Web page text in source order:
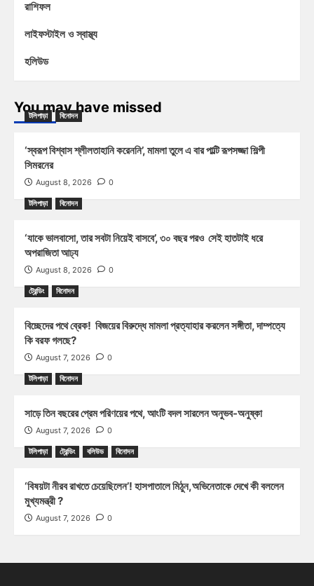
রাশিফল
লাইফস্টাইল ও স্বাস্থ্য
হলিউড
You may have missed
টলিপাড়া বিনোদন
‘স্বরূপ বিশ্বাস শ্লীলতাহানি করেননি’, মামলা তুলে এ বার পাল্টি রূপসজ্জা শিল্পী
সিমরনের
August 8, 2026 0
টলিপাড়া বিনোদন
‘যাকে ভালবাসো, তার সবটা নিয়েই বাসবে’, ৩০ বছর পরও সেই হাতটাই ধরে
অপরাজিতা আঢ্য
August 8, 2026 0
ট্রেন্ডিং বিনোদন
বিচ্ছেদের পথে ব্রেক! বিজয়ের বিরুদ্ধে মামলা প্রত্যাহার করলেন সঙ্গীতা, দাম্পত্যে
কি বরফ গলছে?
August 7, 2026 0
টলিপাড়া বিনোদন
সাড়ে তিন বছরের প্রেম পরিণয়ের পথে, আংটি বদল সারলেন অনুভব-অনুষ্কা
August 7, 2026 0
টলিপাড়া ট্রেন্ডিং বলিউড বিনোদন
‘বিষয়টা নীরব রাখতে চেয়েছিলেন’! হাসপাতালে মিঠুন,অভিনেতাকে দেখে কী বললেন
মুখ্যমন্ত্রী ?
August 7, 2026 0